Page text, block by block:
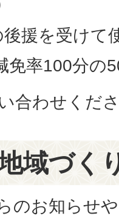
援を受けて
免率100分の
合わせくだ
域づく
のお知らせ